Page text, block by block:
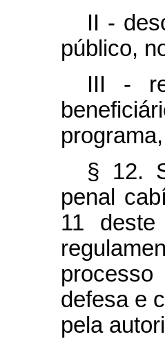
II -
público,
III -
§ 12.
penal
11
defesa e
pela